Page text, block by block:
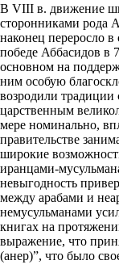
В VIII в. движение
сторонниками рода
наконец переросло в
победе Аббасидов в
основном на
ним особую
возродили традиции
царственным
мере номинально,
правительстве
широкие
иранцами-
невыгодность
между арабами и
немусульманами
книгах на
выражение, что
(анер)”, что было